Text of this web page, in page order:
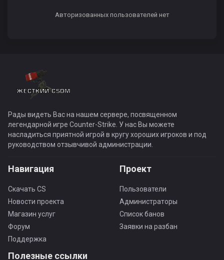
Авторизованных пользователей нет
Рады видеть Вас на нашем сервере, посвященном
легендарной игре Counter-Strike. У нас Вы можете
насладиться приятной игрой в кругу хороших игроков и под
руководством отзывчивой администрации.
Навигация
Скачать CS
Новости проекта
Магазин услуг
Форум
Поддержка
Проект
Пользователи
Администраторы
Список банов
Заявки на разбан
Полезные ссылки